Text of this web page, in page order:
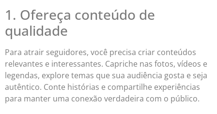
1. Ofereça conteúdo de
qualidade
Para atrair seguidores, você precisa criar conteúdos
relevantes e interessantes. Capriche nas fotos, vídeos e
legendas, explore temas que sua audiência gosta e seja
autêntico. Conte histórias e compartilhe experiências
para manter uma conexão verdadeira com o público.